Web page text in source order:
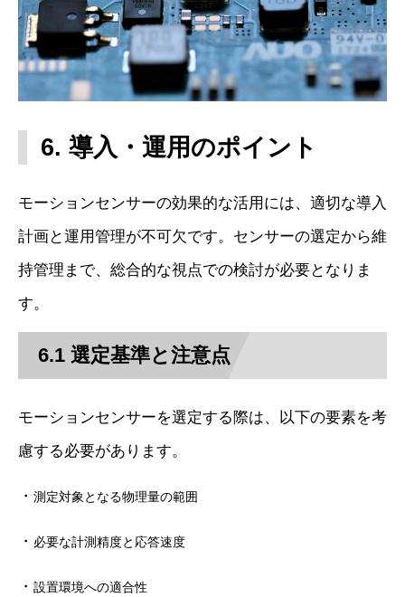
6. 導入・運用のポイント
モーションセンサーの効果的な活用には、適切な導入
計画と運用管理が不可欠です。センサーの選定から維
持管理まで、総合的な視点での検討が必要となりま
す。
6.1 選定基準と注意点
モーションセンサーを選定する際は、以下の要素を考
慮する必要があります。
・ 測定対象となる物理量の範囲
・ 必要な計測精度と応答速度
・ 設置環境への適合性